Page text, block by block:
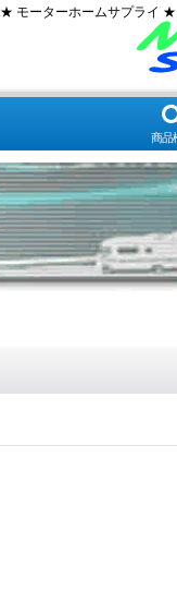
★ モーターホームサプライ ★
商品